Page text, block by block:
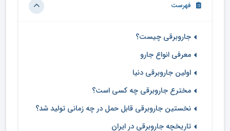
فهرست
جاروبرقی چیست؟
معرفی انواع جارو
اولین جاروبرقی دنیا
مخترع جاروبرقی چه کسی است؟
نخستین جاروبرقی قابل حمل در چه زمانی تولید شد؟
تاریخچه جاروبرقی در ایران